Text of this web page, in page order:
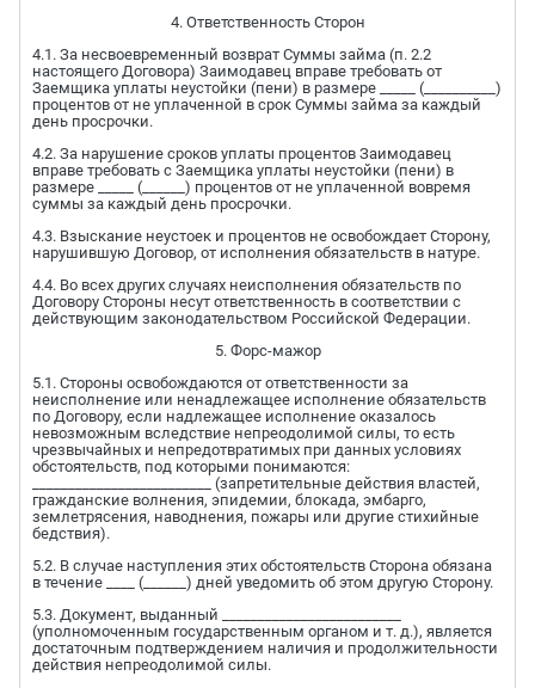
4. Ответственность Сторон
4.1. За несвоевременный возврат Суммы займа (п. 2.2
настоящего Договора) Заимодавец вправе требовать от
Заемщика уплаты неустойки (пени) в размере _____ (__________)
процентов от не уплаченной в срок Суммы займа за каждый
день просрочки.
4.2. За нарушение сроков уплаты процентов Заимодавец
вправе требовать с Заемщика уплаты неустойки (пени) в
размере _____ (______) процентов от не уплаченной вовремя
суммы за каждый день просрочки.
4.3. Взыскание неустоек и процентов не освобождает Сторону,
нарушившую Договор, от исполнения обязательств в натуре.
4.4. Во всех других случаях неисполнения обязательств по
Договору Стороны несут ответственность в соответствии с
действующим законодательством Российской Федерации.
5. Форс-мажор
5.1. Стороны освобождаются от ответственности за
неисполнение или ненадлежащее исполнение обязательств
по Договору, если надлежащее исполнение оказалось
невозможным вследствие непреодолимой силы, то есть
чрезвычайных и непредотвратимых при данных условиях
обстоятельств, под которыми понимаются:
_________________________ (запретительные действия властей,
гражданские волнения, эпидемии, блокада, эмбарго,
землетрясения, наводнения, пожары или другие стихийные
бедствия).
5.2. В случае наступления этих обстоятельств Сторона обязана
в течение ____ (______) дней уведомить об этом другую Сторону.
5.3. Документ, выданный _________________________
(уполномоченным государственным органом и т. д.), является
достаточным подтверждением наличия и продолжительности
действия непреодолимой силы.